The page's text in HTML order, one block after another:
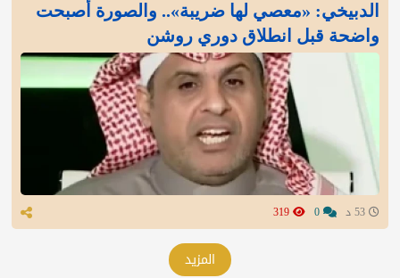
الدبيخي: «معصي لها ضريبة».. والصورة أصبحت
واضحة قبل انطلاق دوري روشن
المزيد